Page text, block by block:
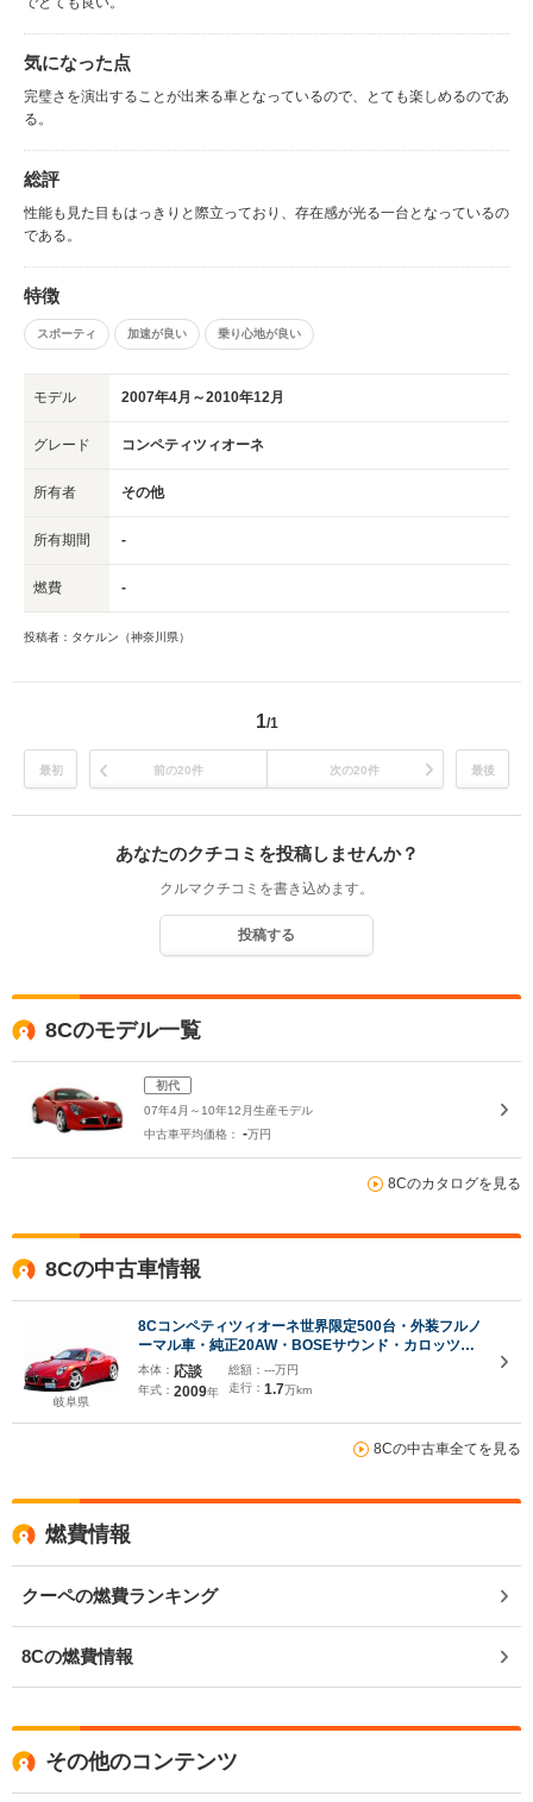
気になった点
完璧さを演出することが出来る車となっているので、とても楽しめるのであ
る。
総評
性能も見た目もはっきりと際立っており、存在感が光る一台となっているの
である。
特徴
スポーティ 加速が良い 乗り心地が良い
モデル 2007年4月～2010年12月
グレード コンペティツィオーネ
所有者 その他
所有期間 -
燃費 -
投稿者：タケルン（神奈川県）
1/1
最初 前の20件 次の20件 最後
あなたのクチコミを投稿しませんか？
クルマクチコミを書き込めます。
投稿する
8Cのモデル一覧
初代
07年4月～10年12月生産モデル
中古車平均価格： -万円
8Cのカタログを見る
8Cの中古車情報
岐阜県
8Cコンペティツィオーネ世界限定500台・外装フルノ
ーマル車・純正20AW・BOSEサウンド・カロッツェ
リアナビTV・ブルートゥース・ドライブレコーダ
ー・レーダー・バックモニター・USB・ETC・禁煙
車・ガレージ保管車両・コーティング施工車両
本体： 応談
年式： 2009年
総額： ---万円
走行： 1.7万km
8Cの中古車全てを見る
燃費情報
クーペの燃費ランキング
8Cの燃費情報
その他のコンテンツ